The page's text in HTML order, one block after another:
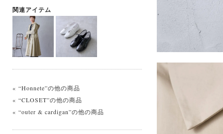
関連アイテム
« “Honnete”の他の商品
« “CLOSET”の他の商品
« “outer & cardigan”の他の商品